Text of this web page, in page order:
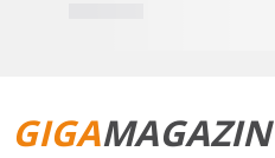
GIGAMAGAZIN